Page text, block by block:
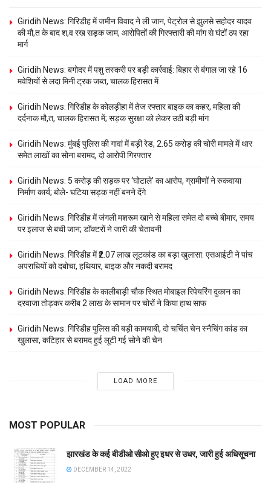
Giridih News: गिरिडीह में जमीन विवाद ने ली जान, पेट्रोल से झुलसे सहोदर यादव
की मौ,त के बाद श,व रख सड़क जाम, आरोपितों की गिरफ्तारी की मांग से घंटों ठप रहा
मार्ग
Giridih News: बगोदर में पशु तस्करी पर बड़ी कार्रवाई: बिहार से बंगाल जा रहे 16
मवेशियों से लदा मिनी ट्रक जब्त, चालक हिरासत में
Giridih News: गिरिडीह के कोलड़ीहा में तेज रफ्तार बाइक का कहर, महिला की
दर्दनाक मौ,त, चालक हिरासत में; सड़क सुरक्षा को लेकर उठी बड़ी मांग
Giridih News: मुंबई पुलिस की गावां में बड़ी रेड, 2.65 करोड़ की चोरी मामले में थार
समेत लाखों का सोना बरामद, दो आरोपी गिरफ्तार
Giridih News: 5 करोड़ की सड़क पर ‘घोटाले’ का आरोप, ग्रामीणों ने रुकवाया
निर्माण कार्य; बोले- घटिया सड़क नहीं बनने देंगे
Giridih News: गिरिडीह में जंगली मशरूम खाने से महिला समेत दो बच्चे बीमार, समय
पर इलाज से बची जान; डॉक्टरों ने जारी की चेतावनी
Giridih News: गिरिडीह में ₹2.07 लाख लूटकांड का बड़ा खुलासा: एसआईटी ने पांच
अपराधियों को दबोचा, हथियार, बाइक और नकदी बरामद
Giridih News: गिरिडीह के कालीबाड़ी चौक स्थित मोबाइल रिपेयरिंग दुकान का
दरवाजा तोड़कर करीब 2 लाख के सामान पर चोरों ने किया हाथ साफ
Giridih News: गिरिडीह पुलिस की बड़ी कामयाबी, दो चर्चित चेन स्नैचिंग कांड का
खुलासा, कटिहार से बरामद हुई लूटी गई सोने की चेन
LOAD MORE
MOST POPULAR
झारखंड के कई बीडीओ सीओ हुए इधर से उधर, जारी हुई अधिसूचना
DECEMBER 14, 2022